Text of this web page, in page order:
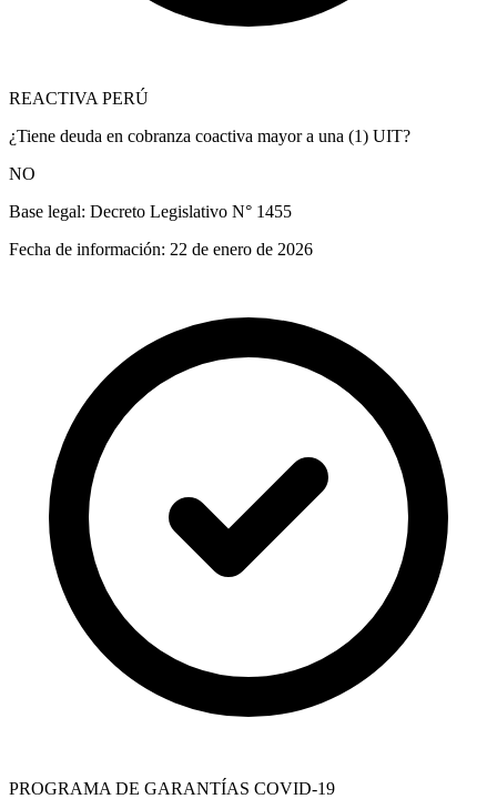
REACTIVA PERÚ
¿Tiene deuda en cobranza coactiva mayor a una (1) UIT?
NO
Base legal: Decreto Legislativo N° 1455
Fecha de información: 22 de enero de 2026
PROGRAMA DE GARANTÍAS COVID-19